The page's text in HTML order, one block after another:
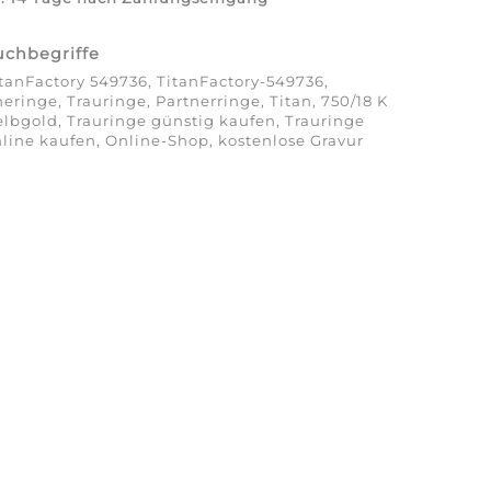
549736, TitanFactory-549736,
Trauringe, Partnerringe, Titan, 750/18 K
Trauringe günstig kaufen, Trauringe
kaufen, Online-Shop, kostenlose Gravur